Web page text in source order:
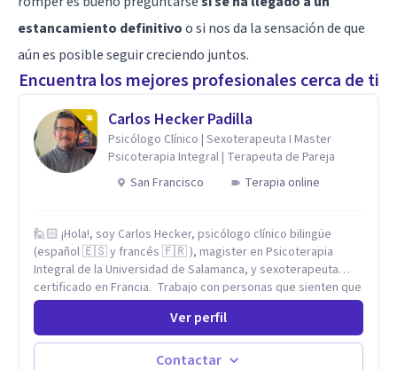
estancamiento definitivoo si nos da la sensación de que
aún es posible seguir creciendo juntos.
Encuentra los mejores profesionales cerca de ti
Carlos Hecker Padilla
Psicólogo Clínico | Sexoterapeuta I Master
Psicoterapia Integral | Terapeuta de Pareja
San Francisco
Terapia online
🙋🏻 ¡Hola!, soy Carlos Hecker, psicólogo clínico bilingüe
(español 🇪🇸 y francés 🇫🇷 ), magister en Psicoterapia
Integral de la Universidad de Salamanca, y sexoterapeuta
certificado en Francia. Trabajo con personas que sienten que
algo en su vida dejó de calzar: ansiedad que se desborda,
tristeza que no se va, duelos que se alargan, relaciones que
repiten el mismo patrón o preguntas en torno a la sexualidad
y la identidad que necesitan un espacio seguro para ser
Ver perfil
Contactar